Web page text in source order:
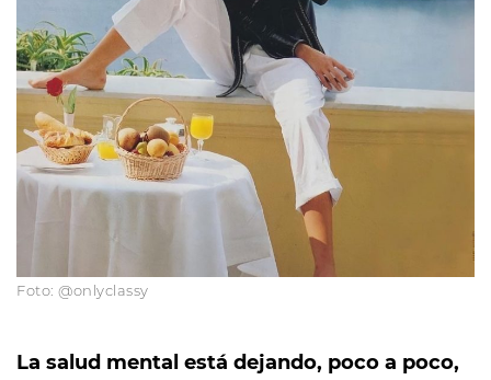
Foto: @onlyclassy
La salud mental está dejando, poco a poco,